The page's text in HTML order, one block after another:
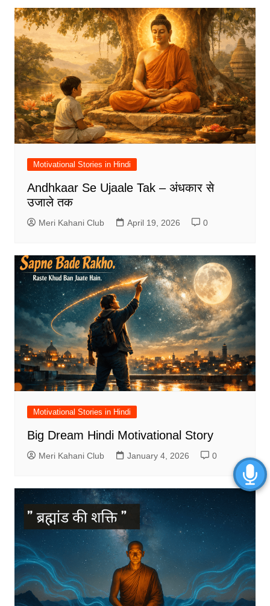
Motivational Stories in Hindi
Andhkaar Se Ujaale Tak – अंधकार से
उजाले तक
Meri Kahani Club April 19, 2026 0
Motivational Stories in Hindi
Big Dream Hindi Motivational Story
Meri Kahani Club January 4, 2026 0